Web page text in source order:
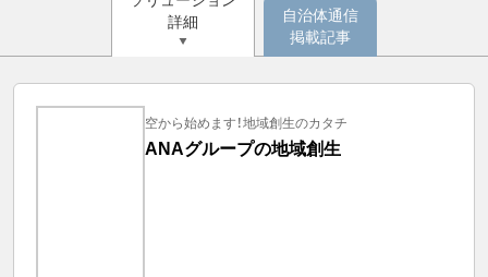
詳細
自治体通信
掲載記事
空から始めます！地域創生のカタチ
ANAグループの地域創生